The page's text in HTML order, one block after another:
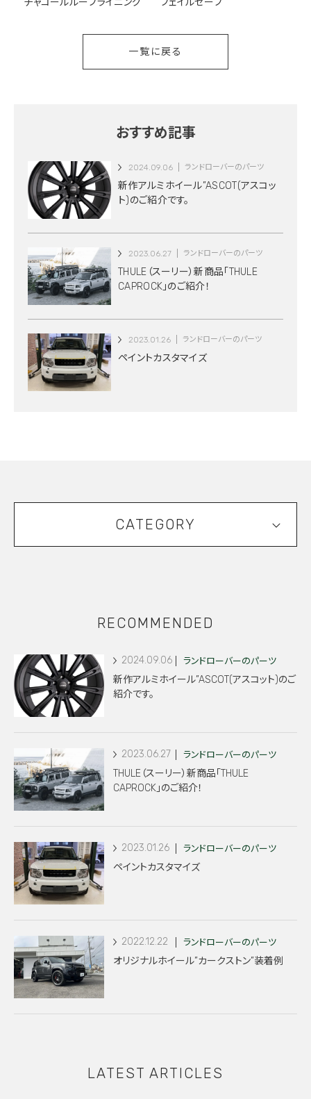
チャコールルーフライニング フェイルセーフ
一覧に戻る
おすすめ記事
2024.09.06 ランドローバーのパーツ
新作アルミホイール”ASCOT(アスコッ
ト)のご紹介です。
2023.06.27 ランドローバーのパーツ
THULE（スーリー）新商品「THULE
CAPROCK」のご紹介！
2023.01.26 ランドローバーのパーツ
ペイントカスタマイズ
CATEGORY
RECOMMENDED
2024.09.06 ランドローバーのパーツ
新作アルミホイール”ASCOT(アスコット)のご
紹介です。
2023.06.27 ランドローバーのパーツ
THULE（スーリー）新商品「THULE
CAPROCK」のご紹介！
2023.01.26 ランドローバーのパーツ
ペイントカスタマイズ
2022.12.22 ランドローバーのパーツ
オリジナルホイール”カークストン”装着例
LATEST ARTICLES